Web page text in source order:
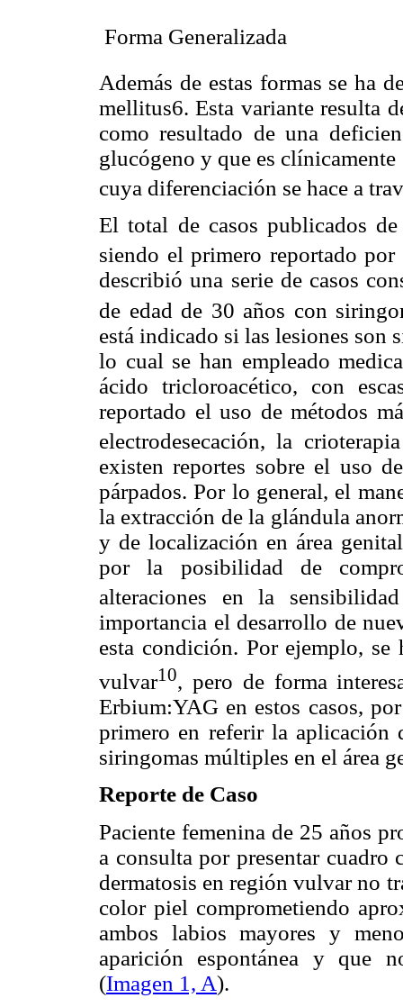
 Forma Generalizada
Además de estas formas se ha
mellitus6. Esta variante resulta
como resultado de una
glucógeno y que es
cuya diferenciación se hace a
El total de casos publicados
siendo el primero reportado
describió una serie de casos
de edad de 30 años con
está indicado si las lesiones son
lo cual se han empleado
ácido tricloroacético, con
reportado el uso de métodos
electrodesecación, la
existen reportes sobre el uso
párpados. Por lo general, el
la extracción de la glándula
y de localización en área
por la posibilidad de
alteraciones en la
importancia el desarrollo de
esta condición. Por ejemplo,
vulvar10, pero de forma
Erbium:YAG en estos casos,
primero en referir la aplicación
siringomas múltiples en el área
Reporte de Caso
Paciente femenina de 25 años
a consulta por presentar
dermatosis en región vulvar no
color piel comprometiendo
ambos labios mayores y
aparición espontánea y que
(Imagen 1, A).